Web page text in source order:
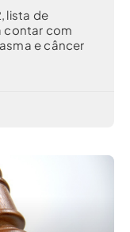
lista de
contar com
e câncer